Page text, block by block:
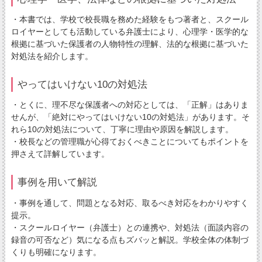
・本書では、学校で校長職を務めた経験をもつ著者と、スクール
ロイヤーとしても活動している弁護士により、心理学・医学的な
根拠に基づいた保護者の人物特性の理解、法的な根拠に基づいた
対処法を紹介します。
やってはいけない10の対処法
・とくに、理不尽な保護者への対応としては、「正解」はありま
せんが、「絶対にやってはいけない10の対処法」があります。そ
れら10の対処法について、丁寧に理由や原因を解説します。
・校長などの管理職が心得ておくべきことについてもポイントを
押さえて詳解しています。
事例を用いて解説
・事例を通して、問題となる対応、取るべき対応をわかりやすく
提示。
・スクールロイヤー（弁護士）との連携や、対処法（面談内容の
録音の可否など）気になる点もズバッと解説。学校全体の体制づ
くりも明確になります。